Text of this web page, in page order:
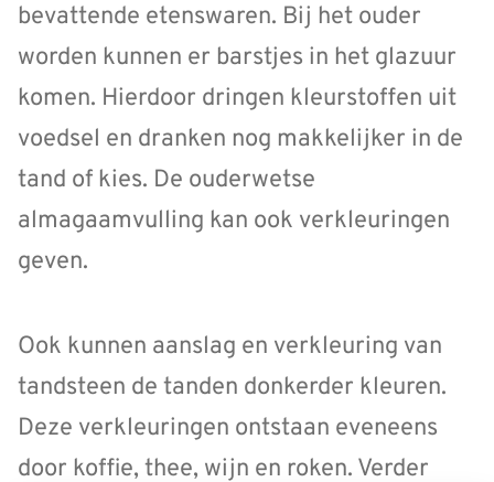
bevattende etenswaren. Bij het ouder
worden kunnen er barstjes in het glazuur
komen. Hierdoor dringen kleurstoffen uit
voedsel en dranken nog makkelijker in de
tand of kies. De ouderwetse
almagaamvulling kan ook verkleuringen
geven.
Ook kunnen aanslag en verkleuring van
tandsteen de tanden donkerder kleuren.
Deze verkleuringen ontstaan eveneens
door koffie, thee, wijn en roken. Verder